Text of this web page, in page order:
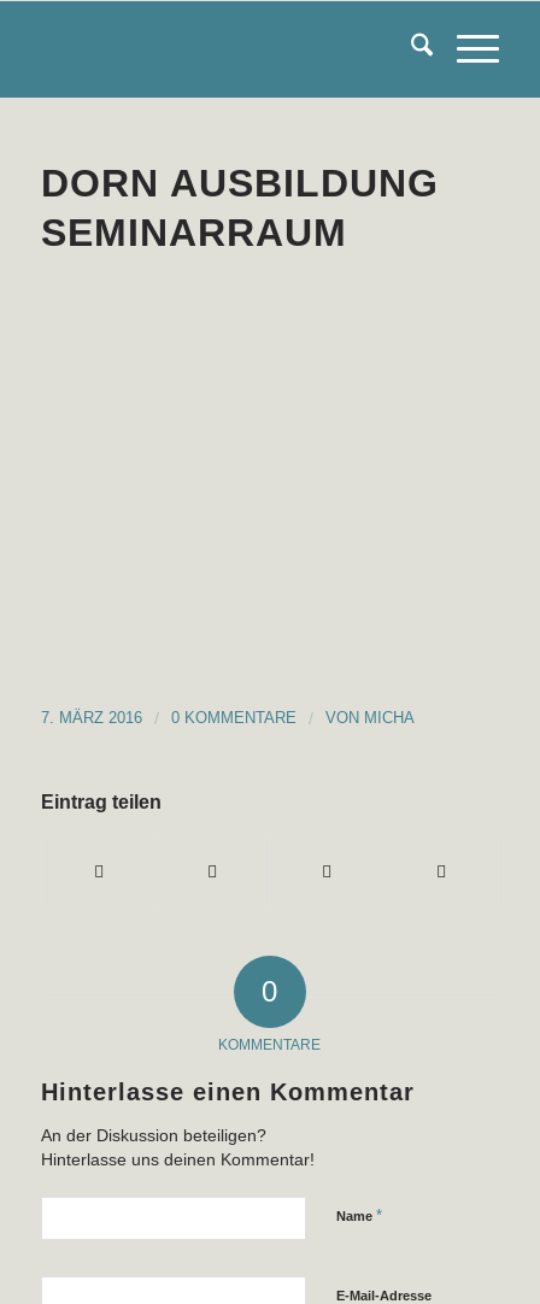
DORN AUSBILDUNG
SEMINARRAUM
7. MÄRZ 2016 / 0 KOMMENTARE / VON MICHA
Eintrag teilen
0
KOMMENTARE
Hinterlasse einen Kommentar
An der Diskussion beteiligen?
Hinterlasse uns deinen Kommentar!
Name *
E-Mail-Adresse